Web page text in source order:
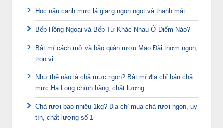
Học nấu canh mực lá giang ngon ngọt và thanh mát
Bếp Hồng Ngoại và Bếp Từ Khác Nhau Ở Điểm Nào?
Bật mí cách mở và bảo quản rượu Mao Đài thơm ngon,
trọn vị
Như thế nào là chả mực ngon? Bật mí địa chỉ bán chả
mực Hạ Long chính hãng, chất lượng
Chả rươi bao nhiêu 1kg? Địa chỉ mua chả rươi ngon, uy
tín, chất lượng số 1